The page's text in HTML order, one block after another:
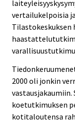
vertailukelpoisia
2000 oli jonkin
koetutkimuksen
kotitaloutensa